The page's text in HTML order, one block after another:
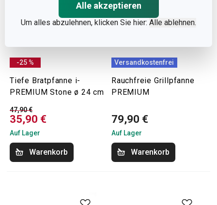
Alle akzeptieren
Um alles abzulehnen, klicken Sie hier: Alle ablehnen.
-25 %
Tiefe Bratpfanne i-
PREMIUM Stone ø 24 cm
47,90 €
35,90 €
Auf Lager
Warenkorb
Versandkostenfrei
Rauchfreie Grillpfanne
PREMIUM
79,90 €
Auf Lager
Warenkorb